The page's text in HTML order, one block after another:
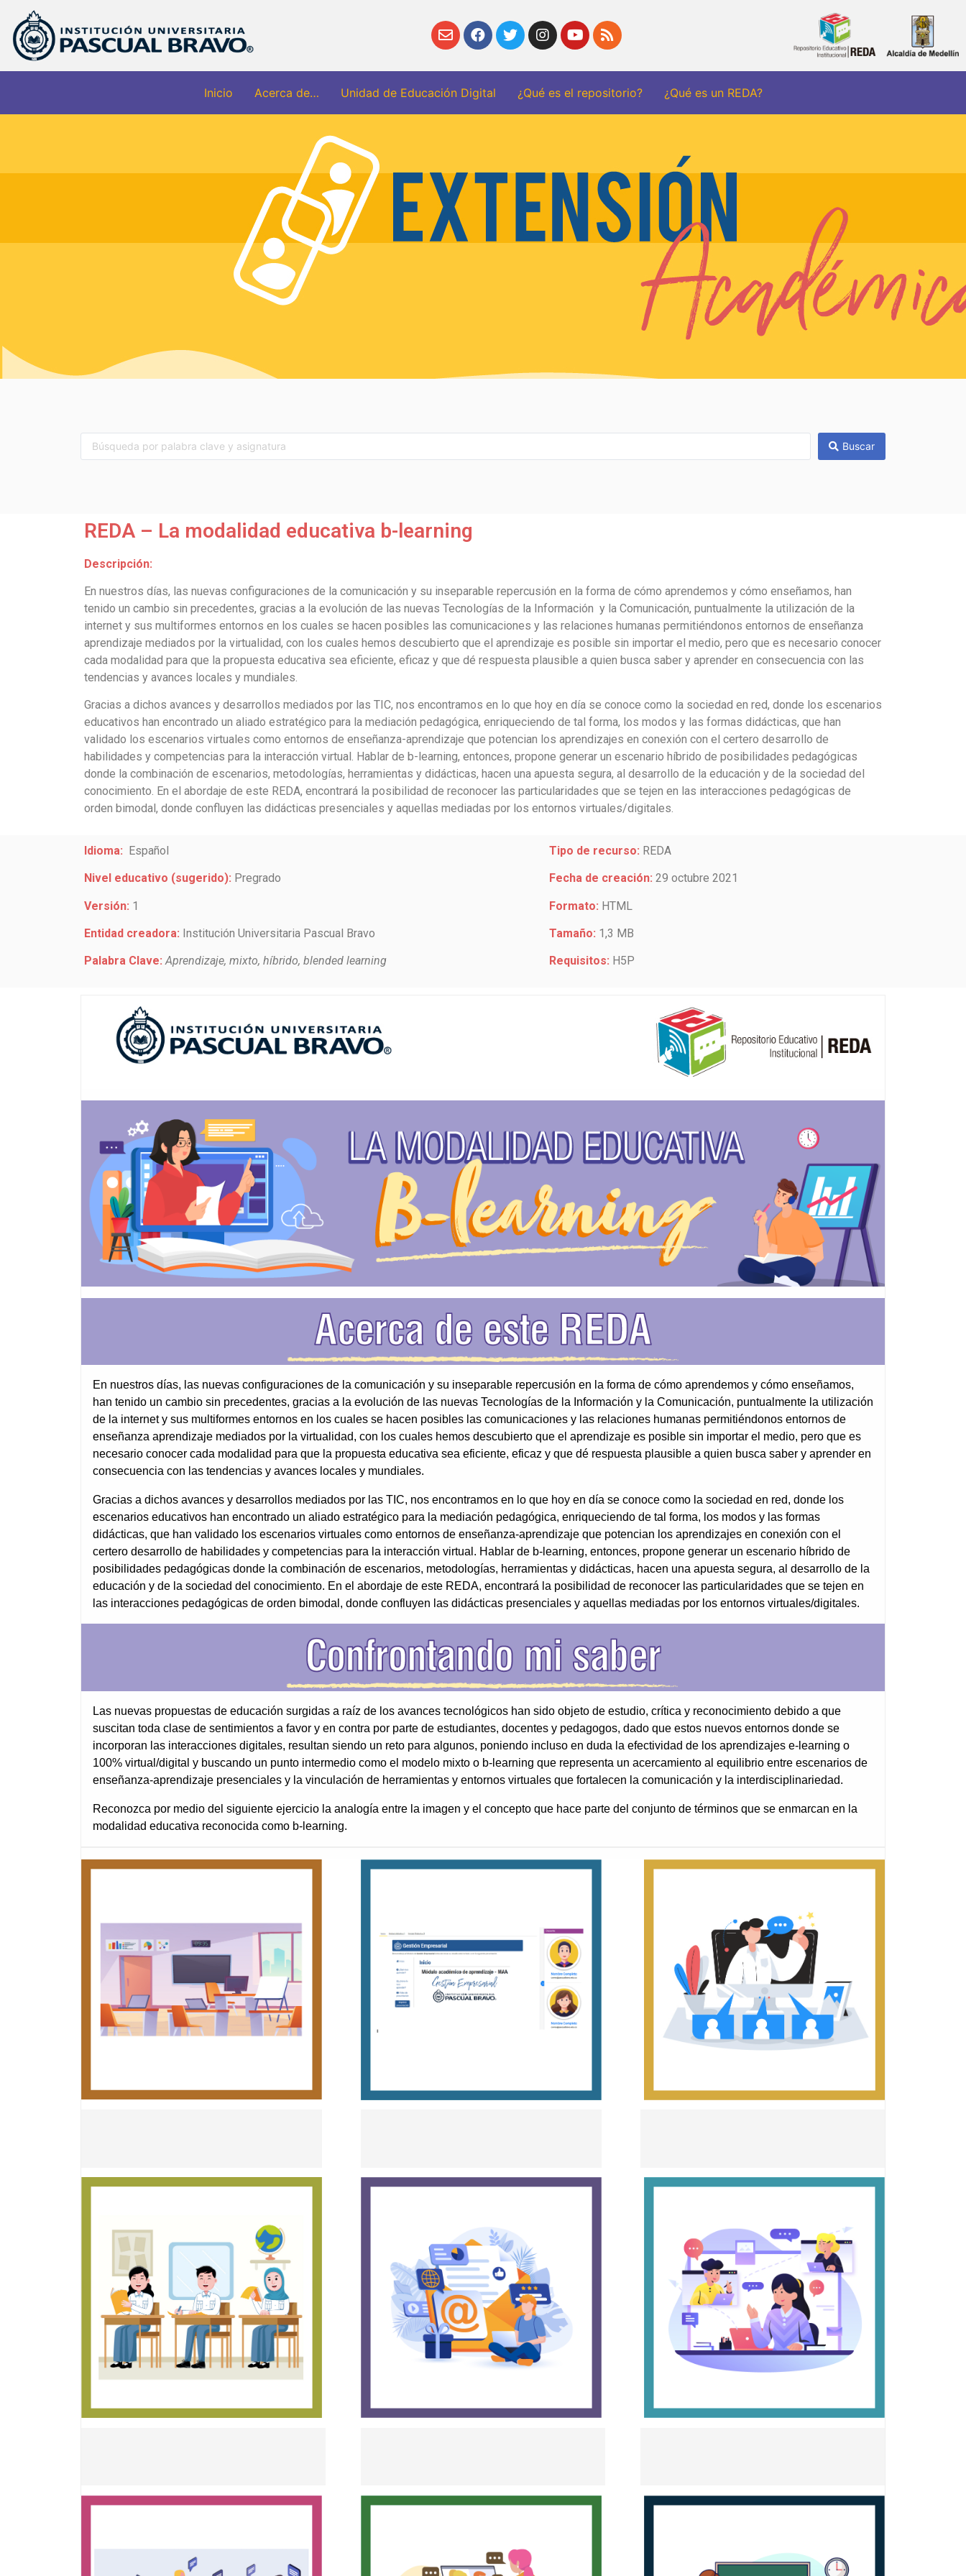
Inicio Acerca de… Unidad de Educación Digital ¿Qué es el repositorio? ¿Qué es un REDA?
Buscar
REDA – La modalidad educativa b-learning
Descripción:
En nuestros días, las nuevas configuraciones de la comunicación y su inseparable repercusión en la forma de cómo aprendemos y cómo enseñamos, han
tenido un cambio sin precedentes, gracias a la evolución de las nuevas Tecnologías de la Información y la Comunicación, puntualmente la utilización de la
internet y sus multiformes entornos en los cuales se hacen posibles las comunicaciones y las relaciones humanas permitiéndonos entornos de enseñanza
aprendizaje mediados por la virtualidad, con los cuales hemos descubierto que el aprendizaje es posible sin importar el medio, pero que es necesario conocer
cada modalidad para que la propuesta educativa sea eficiente, eficaz y que dé respuesta plausible a quien busca saber y aprender en consecuencia con las
tendencias y avances locales y mundiales.
Gracias a dichos avances y desarrollos mediados por las TIC, nos encontramos en lo que hoy en día se conoce como la sociedad en red, donde los escenarios
educativos han encontrado un aliado estratégico para la mediación pedagógica, enriqueciendo de tal forma, los modos y las formas didácticas, que han
validado los escenarios virtuales como entornos de enseñanza-aprendizaje que potencian los aprendizajes en conexión con el certero desarrollo de
habilidades y competencias para la interacción virtual. Hablar de b-learning, entonces, propone generar un escenario híbrido de posibilidades pedagógicas
donde la combinación de escenarios, metodologías, herramientas y didácticas, hacen una apuesta segura, al desarrollo de la educación y de la sociedad del
conocimiento. En el abordaje de este REDA, encontrará la posibilidad de reconocer las particularidades que se tejen en las interacciones pedagógicas de
orden bimodal, donde confluyen las didácticas presenciales y aquellas mediadas por los entornos virtuales/digitales.
Idioma: Español
Nivel educativo (sugerido): Pregrado
Versión: 1
Entidad creadora: Institución Universitaria Pascual Bravo
Palabra Clave: Aprendizaje, mixto, híbrido, blended learning
Tipo de recurso: REDA
Fecha de creación: 29 octubre 2021
Formato: HTML
Tamaño: 1,3 MB
Requisitos: H5P